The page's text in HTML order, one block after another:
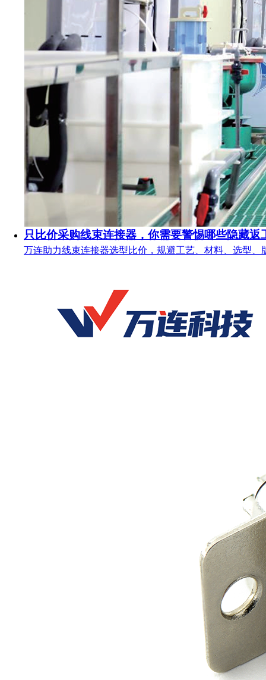
只比价采购线束连接器，你需要警惕哪些隐藏返
万连助力线束连接器选型比价，规避工艺、材料、选型、